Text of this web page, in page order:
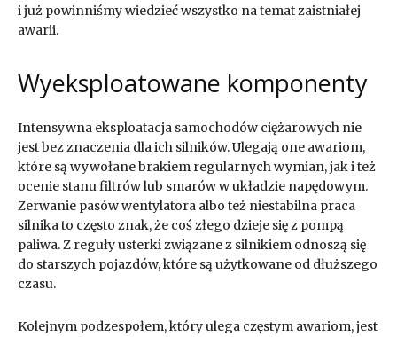
i już powinniśmy wiedzieć wszystko na temat zaistniałej
awarii.
Wyeksploatowane komponenty
Intensywna eksploatacja samochodów ciężarowych nie
jest bez znaczenia dla ich silników. Ulegają one awariom,
które są wywołane brakiem regularnych wymian, jak i też
ocenie stanu filtrów lub smarów w układzie napędowym.
Zerwanie pasów wentylatora albo też niestabilna praca
silnika to często znak, że coś złego dzieje się z pompą
paliwa. Z reguły usterki związane z silnikiem odnoszą się
do starszych pojazdów, które są użytkowane od dłuższego
czasu.
Kolejnym podzespołem, który ulega częstym awariom, jest